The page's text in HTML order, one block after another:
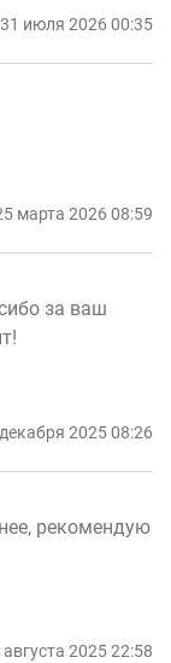
31 июля 2026 00:35
марта 2026 08:59
за ваш
2025 08:26
рекомендую
августа 2025 22:58